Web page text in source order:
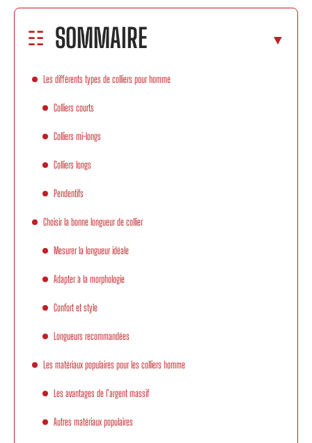
SOMMAIRE
Les différents types de colliers pour homme
Colliers courts
Colliers mi-longs
Colliers longs
Pendentifs
Choisir la bonne longueur de collier
Mesurer la longueur idéale
Adapter à la morphologie
Confort et style
Longueurs recommandées
Les matériaux populaires pour les colliers homme
Les avantages de l’argent massif
Autres matériaux populaires